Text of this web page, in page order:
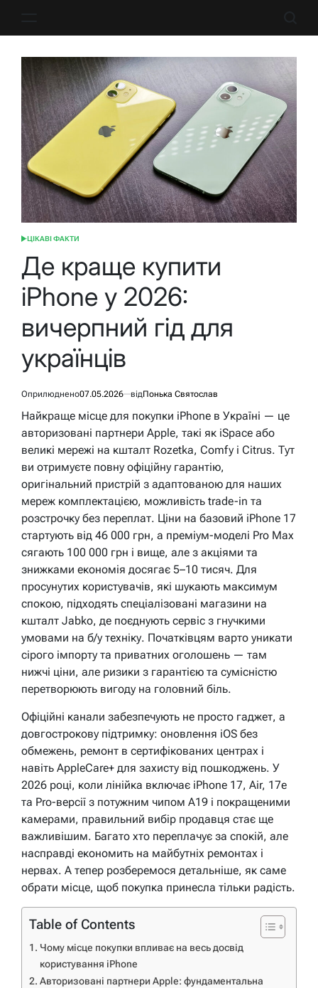
ОПУБЛІКУВАТИ
ЦІКАВІ ФАКТИ
Де краще купити
iPhone у 2026:
вичерпний гід для
українців
Оприлюднено07.05.2026 відПонька Святослав
Найкраще місце для покупки iPhone в Україні — це
авторизовані партнери Apple, такі як iSpace або
великі мережі на кшталт Rozetka, Comfy і Citrus. Тут
ви отримуєте повну офіційну гарантію,
оригінальний пристрій з адаптованою для наших
мереж комплектацією, можливість trade-in та
розстрочку без переплат. Ціни на базовий iPhone 17
стартують від 46 000 грн, а преміум-моделі Pro Max
сягають 100 000 грн і вище, але з акціями та
знижками економія досягає 5–10 тисяч. Для
просунутих користувачів, які шукають максимум
спокою, підходять спеціалізовані магазини на
кшталт Jabko, де поєднують сервіс з гнучкими
умовами на б/у техніку. Початківцям варто уникати
сірого імпорту та приватних оголошень — там
нижчі ціни, але ризики з гарантією та сумісністю
перетворюють вигоду на головний біль.
Офіційні канали забезпечують не просто гаджет, а
довгострокову підтримку: оновлення iOS без
обмежень, ремонт в сертифікованих центрах і
навіть AppleCare+ для захисту від пошкоджень. У
2026 році, коли лінійка включає iPhone 17, Air, 17e
та Pro-версії з потужним чипом A19 і покращеними
камерами, правильний вибір продавця стає ще
важливішим. Багато хто переплачує за спокій, але
насправді економить на майбутніх ремонтах і
нервах. А тепер розберемося детальніше, як саме
обрати місце, щоб покупка принесла тільки радість.
Table of Contents
Чому місце покупки впливає на весь досвід
користування iPhone
Авторизовані партнери Apple: фундаментальна